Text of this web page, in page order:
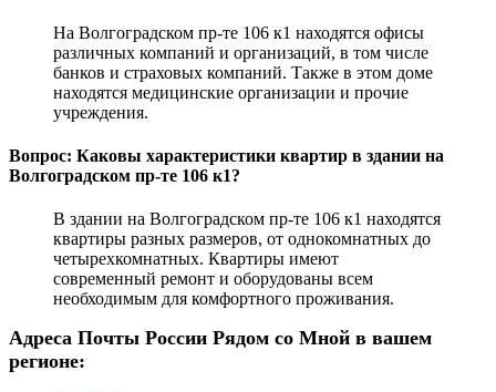
На Волгоградском пр-те 106 к1 находятся офисы
различных компаний и организаций, в том числе
банков и страховых компаний. Также в этом доме
находятся медицинские организации и прочие
учреждения.
Вопрос: Каковы характеристики квартир в здании на
Волгоградском пр-те 106 к1?
В здании на Волгоградском пр-те 106 к1 находятся
квартиры разных размеров, от однокомнатных до
четырехкомнатных. Квартиры имеют
современный ремонт и оборудованы всем
необходимым для комфортного проживания.
Адреса Почты России Рядом со Мной в вашем
регионе: